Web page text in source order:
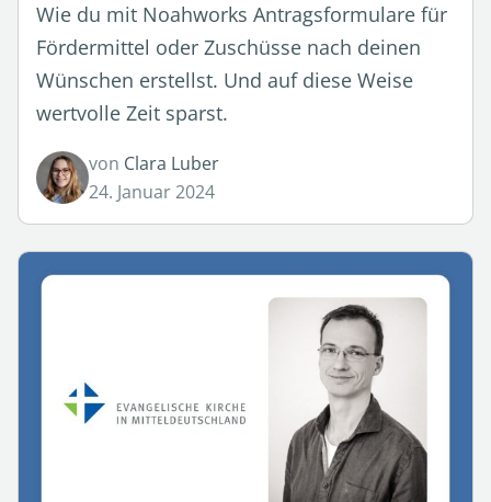
Wie du mit Noahworks Antragsformulare für
Fördermittel oder Zuschüsse nach deinen
Wünschen erstellst. Und auf diese Weise
wertvolle Zeit sparst.
von Clara Luber
24. Januar 2024